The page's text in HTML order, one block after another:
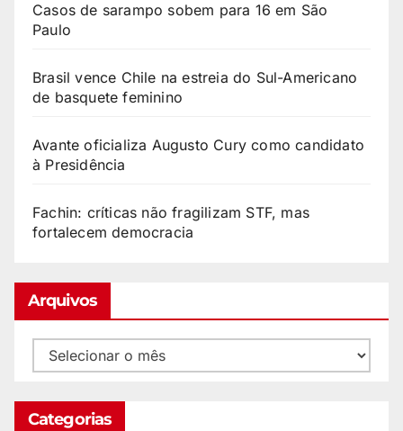
Casos de sarampo sobem para 16 em São
Paulo
Brasil vence Chile na estreia do Sul-Americano
de basquete feminino
Avante oficializa Augusto Cury como candidato
à Presidência
Fachin: críticas não fragilizam STF, mas
fortalecem democracia
Arquivos
Categorias